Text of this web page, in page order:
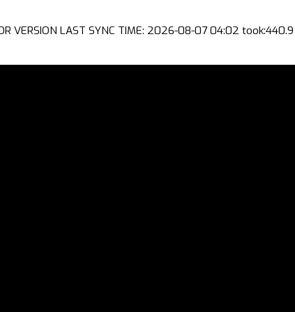
VERSION LAST SYNC TIME: 2026-08-07 04:02